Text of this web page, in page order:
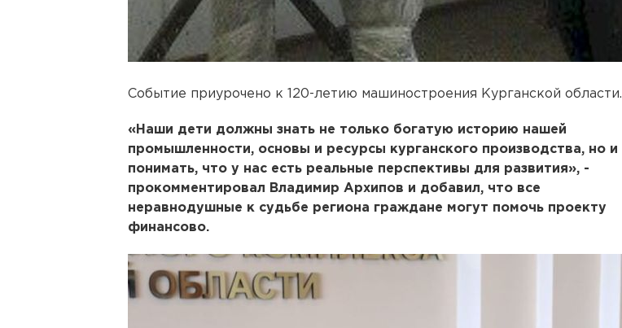
Событие приурочено к 120-летию машиностроения Курганской области.
«Наши дети должны знать не только богатую историю нашей
промышленности, основы и ресурсы курганского производства, но и
понимать, что у нас есть реальные перспективы для развития», -
прокомментировал Владимир Архипов и добавил, что все
неравнодушные к судьбе региона граждане могут помочь проекту
финансово.